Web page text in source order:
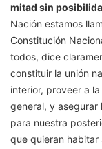
mitad sin
Nación estamos
Constitución
todos, dice
constituir la unión
interior, proveer a
general, y asegurar
para nuestra
que quieran habitar